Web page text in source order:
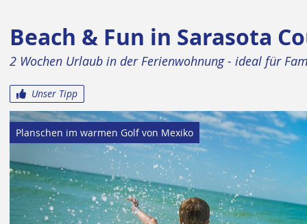
Beach & Fun in Sarasota
2 Wochen Urlaub in der Ferienwohnung - ideal für
Unser Tipp
Planschen im warmen Golf von Mexiko